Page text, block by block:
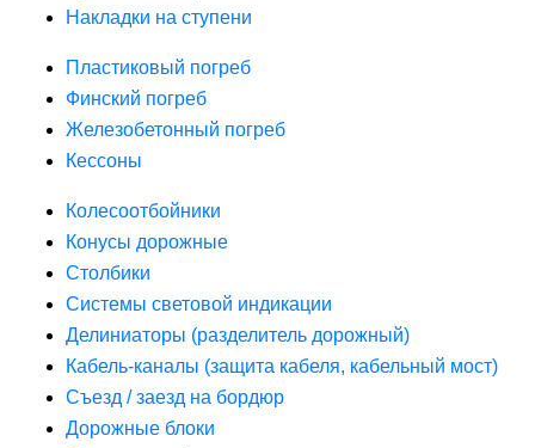
Накладки на ступени
Пластиковый погреб
Финский погреб
Железобетонный погреб
Кессоны
Колесоотбойники
Конусы дорожные
Столбики
Системы световой индикации
Делиниаторы (разделитель дорожный)
Кабель-каналы (защита кабеля, кабельный мост)
Съезд / заезд на бордюр
Дорожные блоки